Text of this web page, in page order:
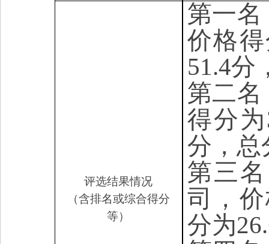
评选结果情况
（含排名或综合得分
等）
第一
价格
51.4分
第二
得分
分，总
第三
司，
分为